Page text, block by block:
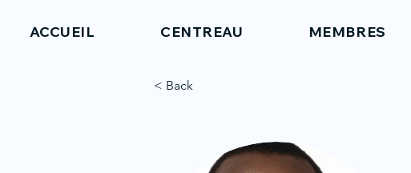
ACCUEIL CENTREAU MEMBRES
< Back